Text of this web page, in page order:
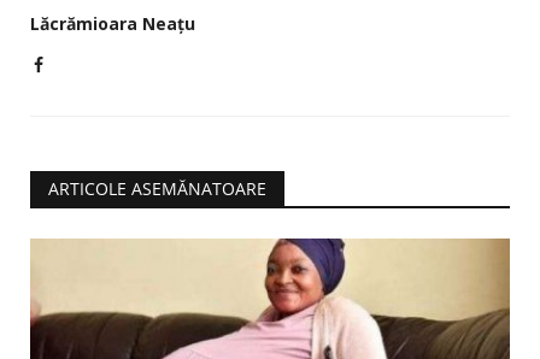
Lăcrămioara Neațu
ARTICOLE ASEMĂNATOARE